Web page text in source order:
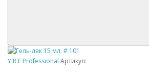
Y.R.E Professional Артикул: